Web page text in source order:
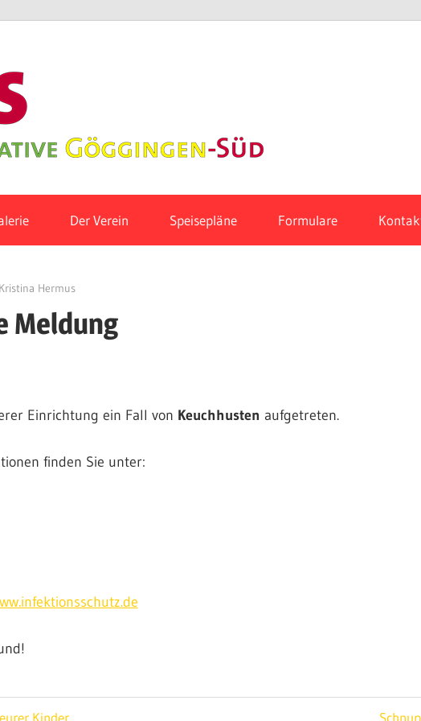
Der Verein Speisepläne Formulare
Kristina Hermus
Meldung
Einrichtung ein Fall von Keuchhusten aufgetreten.
finden Sie unter:
Kinder